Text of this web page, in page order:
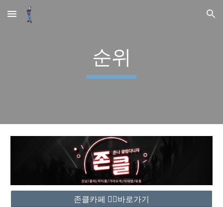
Skip to main content Skip to navigation
순위
존클카페 ❤️‍🔥바로가기